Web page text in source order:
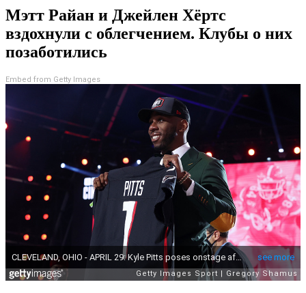
Мэтт Райан и Джейлен Хёртс
вздохнули с облегчением. Клубы о них
позаботились
Embed from Getty Images